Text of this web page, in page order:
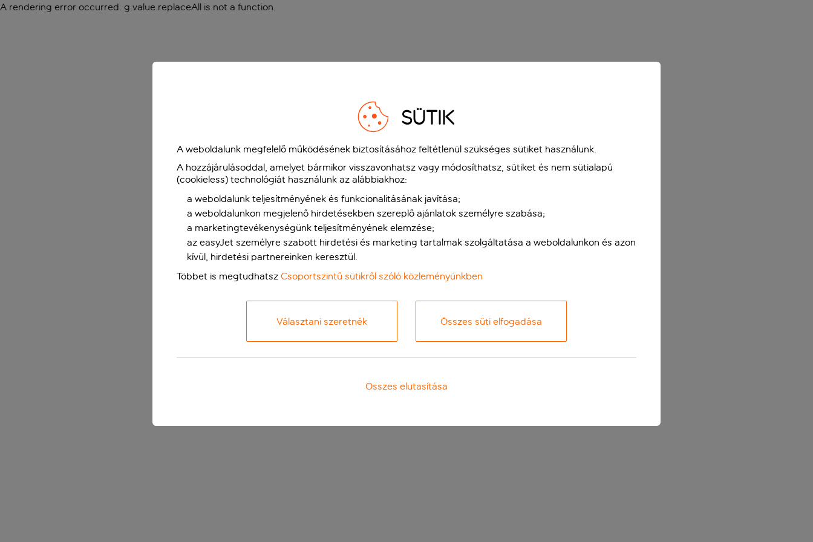
A rendering error occurred: g.value.replaceAll is not a function.
SÜTIK
A weboldalunk megfelelő működésének biztosításához feltétlenül szükséges sütiket használunk.
A hozzájárulásoddal, amelyet bármikor visszavonhatsz vagy módosíthatsz, sütiket és nem sütialapú
(cookieless) technológiát használunk az alábbiakhoz:
a weboldalunk teljesítményének és funkcionalitásának javítása;
a weboldalunkon megjelenő hirdetésekben szereplő ajánlatok személyre szabása;
a marketingtevékenységünk teljesítményének elemzése;
az easyJet személyre szabott hirdetési és marketing tartalmak szolgáltatása a weboldalunkon és azon
kívül, hirdetési partnereinken keresztül.
Többet is megtudhatsz Csoportszintű sütikről szóló közleményünkben
Választani szeretnék Összes süti elfogadása
Összes elutasítása